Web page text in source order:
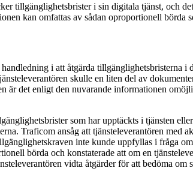
tillgänglighetsbrister i sin digitala tjänst, och
kan omfattas av sådan oproportionell
i att åtgärda tillgänglighetsbristerna
skulle en liten del av
det enligt den nuvarande informationen
som har upptäckts i tjänsten
Traficom ansåg att tjänsteleverantören med
inte kunde uppfyllas i fråga
börda och konstaterade att om en
vidta åtgärder för att bedöma